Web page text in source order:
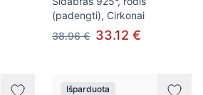
(padengti), Cirkonai
38.96 € 33.12 €
Išparduota